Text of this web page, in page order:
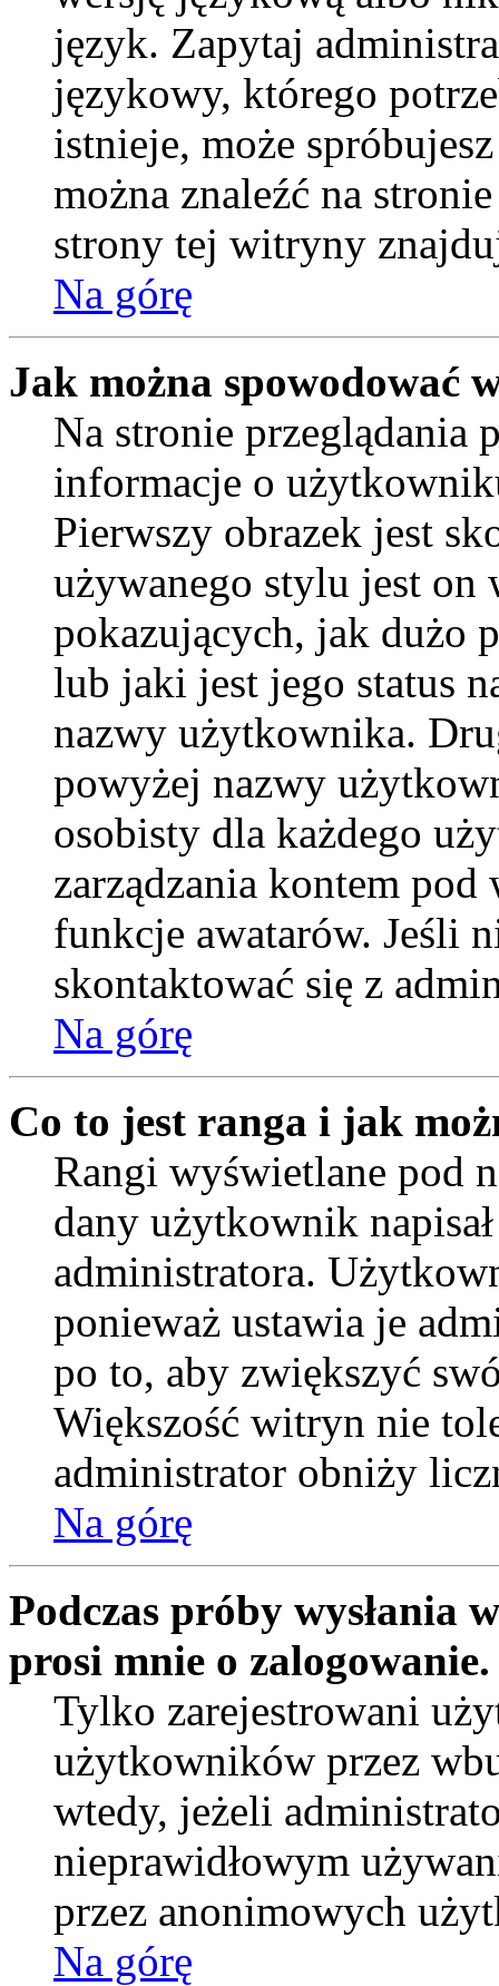
język. Zapytaj
językowy, którego
istnieje, może
można znaleźć na
strony tej witryny
Na górę
Jak można spowodować
Na stronie przeglądania
informacje o
Pierwszy obrazek jest
używanego stylu jest
pokazujących, jak dużo
lub jaki jest jego status
nazwy użytkownika.
powyżej nazwy
osobisty dla każdego
zarządzania kontem
funkcje awatarów. Jeśli
skontaktować się z
Na górę
Co to jest ranga i jak
Rangi wyświetlane pod
dany użytkownik
administratora.
ponieważ ustawia je
po to, aby zwiększyć
Większość witryn nie
administrator obniży
Na górę
Podczas próby wysłania
prosi mnie o zalogowanie.
Tylko zarejestrowani
użytkowników przez
wtedy, jeżeli
nieprawidłowym
przez anonimowych
Na górę